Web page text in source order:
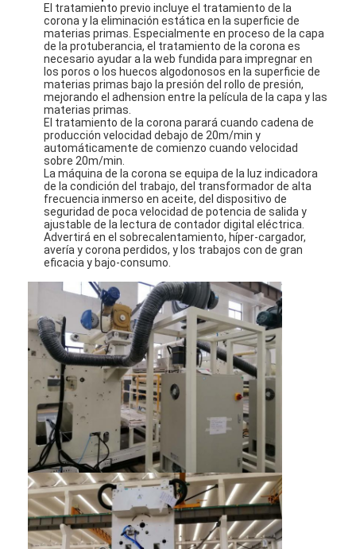
Viaje de la fábrica
Control de calidad
Éntrenos en contacto con
Noticias
Máquina de capa de la laminación de la protuberancia
Máquina que lamina de la protuberancia
máquina que lamina de la película
máquina plástica de la laminación
Máquina de la laminación de la capa
Máquina de capa de la protuberancia
máquina de recubrimiento de papel
El doble echó a un lado máquina que laminaba
Piezas de la máquina de la laminación
Máquina soplada derretimiento de la tela
El tratamiento previo incluye el tratamiento de la
corona y la eliminación estática en la superficie de
materias primas. Especialmente en proceso de la capa
de la protuberancia, el tratamiento de la corona es
necesario ayudar a la web fundida para impregnar en
los poros o los huecos algodonosos en la superficie de
materias primas bajo la presión del rollo de presión,
mejorando el adhension entre la película de la capa y las
materias primas.
El tratamiento de la corona parará cuando cadena de
producción velocidad debajo de 20m/min y
automáticamente de comienzo cuando velocidad
sobre 20m/min.
La máquina de la corona se equipa de la luz indicadora
de la condición del trabajo, del transformador de alta
frecuencia inmerso en aceite, del dispositivo de
seguridad de poca velocidad de potencia de salida y
ajustable de la lectura de contador digital eléctrica.
Advertirá en el sobrecalentamiento, híper-cargador,
avería y corona perdidos, y los trabajos con de gran
eficacia y bajo-consumo.